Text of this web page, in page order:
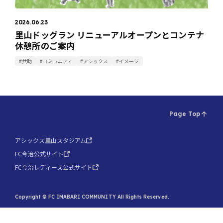
2026.06.23
里山ドッグラン リニューアルオープンとコンテナ
休憩所のご案内
#共助 #コミュニティ #アシックス #イメージ
Page Top
アシックス里山スタジアム
FC今治公式サイト
FC今治レディース公式サイト
Copyright © FC IMABARI COMMUNITY All Rights Reserved.